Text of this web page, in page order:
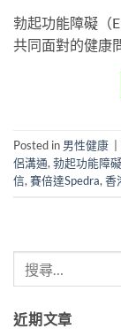
勃起功能障礙（
共同面對的健康
Posted in 男性健康
侶溝通,勃起功能障礙
信,賽倍達Spedra,香
近期文章